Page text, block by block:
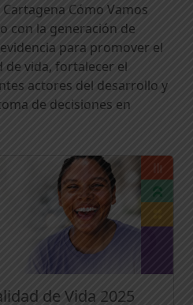
Cómo Vamos
con la generación de
para promover el
de vida, fortalecer el
actores del desarrollo y
de decisiones en
de Vida 2025